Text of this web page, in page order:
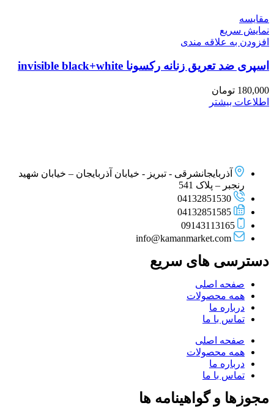
مقايسه
نمایش سریع
افزودن به علاقه مندی
اسپری ضد تعریق زنانه رکسونا invisible black+white
180,000 تومان
اطلاعات بیشتر
آذربایجانشرقی - تبریز - خیابان آذربایجان – خیابان شهید
رنجبر – پلاک 541
04132851530
04132851585
09143113165
info@kamanmarket.com
دسترسی های سریع
صفحه اصلی
همه محصولات
درباره ما
تماس با ما
صفحه اصلی
همه محصولات
درباره ما
تماس با ما
مجوزها و گواهینامه ها